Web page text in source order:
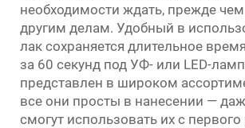
необходимости ждать, прежде чем
другим делам. Удобный в
лак сохраняется длительное
за 60 секунд под УФ- или LED-
представлен в широком
все они просты в нанесении —
смогут использовать их с